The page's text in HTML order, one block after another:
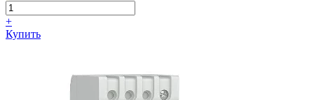
+
Купить